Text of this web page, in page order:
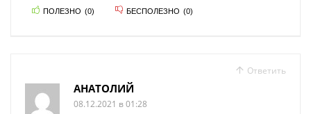
ПОЛЕЗНО (0) БЕСПОЛЕЗНО (0)
Ответить
АНАТОЛИЙ
08.12.2021 в 01:28